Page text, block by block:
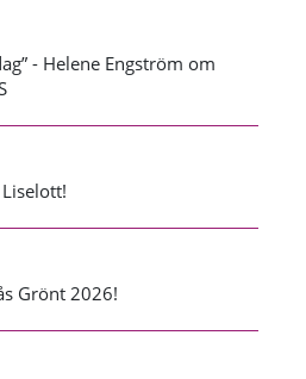
- Helene Engström om
Grönt 2026!